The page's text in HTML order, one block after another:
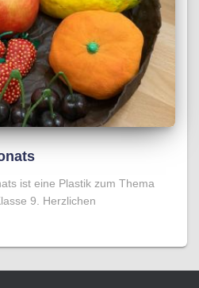
ist eine Plastik zum Thema
9. Herzlichen